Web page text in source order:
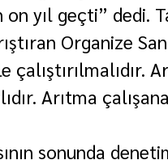
on yıl geçti” dedi.
Organize
çalıştırılmalıdır.
Arıtma
sonunda